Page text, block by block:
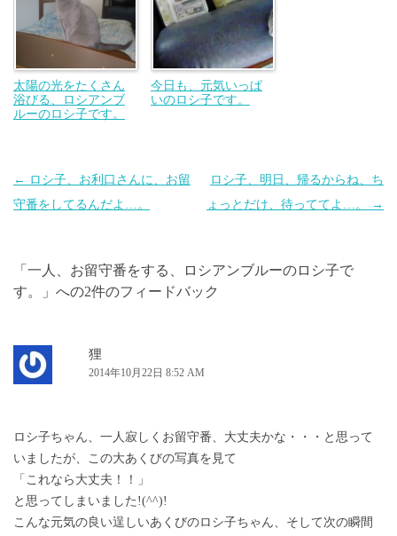
太陽の光をたくさん
浴びる、ロシアンブ
ルーのロシ子です。
今日も、元気いっぱ
いのロシ子です。
投
稿
ョ
ン
← ロシ子、お利口さんに、お留
守番をしてるんだよ…。
ロシ子、明日、帰るからね、ち
ょっとだけ、待っててよ…。
→
「 一人、お留守番をする、ロシアンブルーのロシ子で
す。
」への2件のフィードバック
狸
2014年10月22日 8:52 AM
ロシ子ちゃん、一人寂しくお留守番、大丈夫かな・・・と思って
いましたが、この大あくびの写真を見て
「これなら大丈夫！！」
と思ってしまいました!(^^)!
こんな元気の良い逞しいあくびのロシ子ちゃん、そして次の瞬間